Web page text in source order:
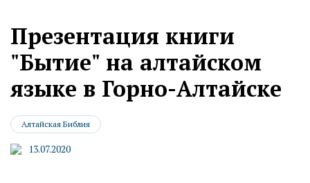
Презентация книги
"Бытие" на алтайском
языке в Горно-Алтайске
Алтайская Библия
13.07.2020